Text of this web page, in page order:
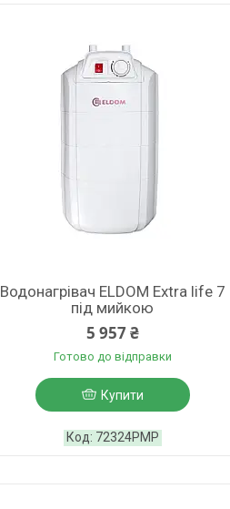
Водонагрівач ELDOM Extra life 7
під мийкою
5 957 ₴
Готово до відправки
Купити
72324PMP